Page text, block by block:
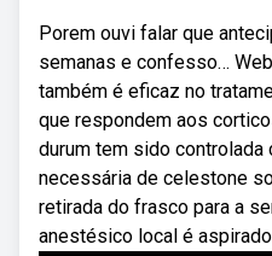
Porem ouvi falar que
semanas e confesso…
também é eficaz no
que respondem aos
durum tem sido controlada
necessária de celestone
retirada do frasco para a
anestésico local é